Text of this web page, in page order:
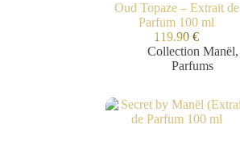
Oud Topaze – Extrait de
Parfum 100 ml
119.90€
Collection Manël,
Parfums